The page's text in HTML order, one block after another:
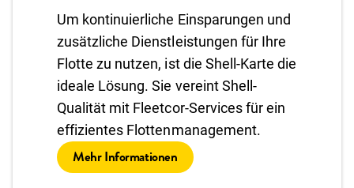
Um kontinuierliche Einsparungen und
zusätzliche Dienstleistungen für Ihre
Flotte zu nutzen, ist die Shell-Karte die
ideale Lösung. Sie vereint Shell-
Qualität mit Fleetcor-Services für ein
effizientes Flottenmanagement.
Mehr Informationen